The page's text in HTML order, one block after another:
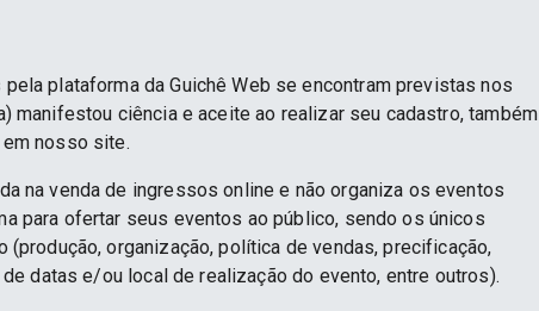
plataforma da Guichê Web se encontram previstas nos
manifestou ciência e aceite ao realizar seu cadastro, também
nosso site.
na venda de ingressos online e não organiza os eventos
para ofertar seus eventos ao público, sendo os únicos
organização, política de vendas, precificação,
datas e/ou local de realização do evento, entre outros).